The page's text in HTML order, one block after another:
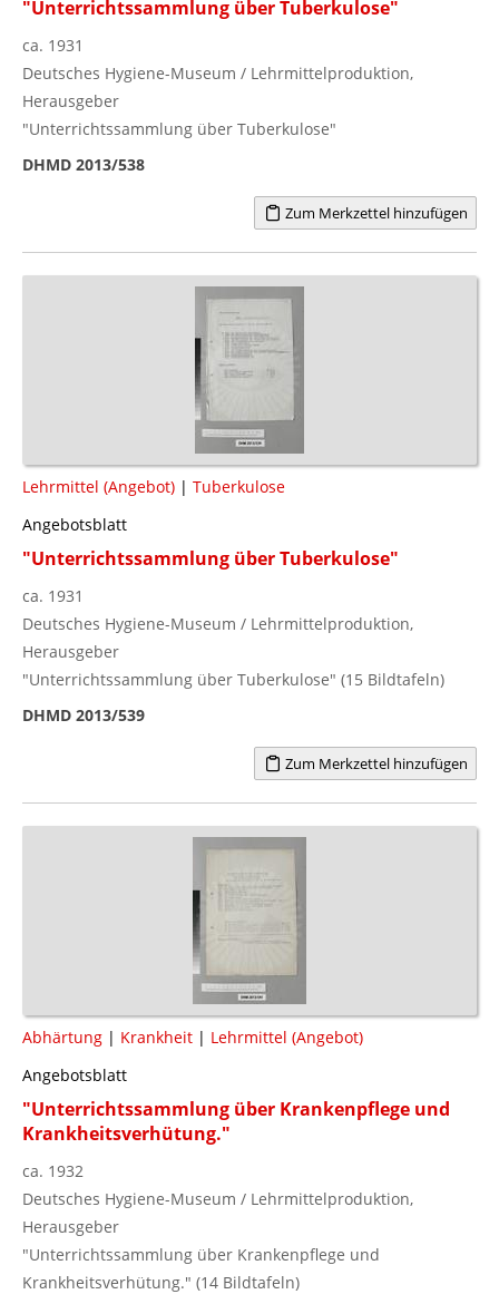
"Unterrichtssammlung über Tuberkulose"
ca. 1931
Deutsches Hygiene-Museum / Lehrmittelproduktion,
Herausgeber
"Unterrichtssammlung über Tuberkulose"
DHMD 2013/538
Zum Merkzettel hinzufügen
Lehrmittel (Angebot) | Tuberkulose
Angebotsblatt
"Unterrichtssammlung über Tuberkulose"
ca. 1931
Deutsches Hygiene-Museum / Lehrmittelproduktion,
Herausgeber
"Unterrichtssammlung über Tuberkulose" (15 Bildtafeln)
DHMD 2013/539
Zum Merkzettel hinzufügen
Abhärtung | Krankheit | Lehrmittel (Angebot)
Angebotsblatt
"Unterrichtssammlung über Krankenpflege und
Krankheitsverhütung."
ca. 1932
Deutsches Hygiene-Museum / Lehrmittelproduktion,
Herausgeber
"Unterrichtssammlung über Krankenpflege und
Krankheitsverhütung." (14 Bildtafeln)